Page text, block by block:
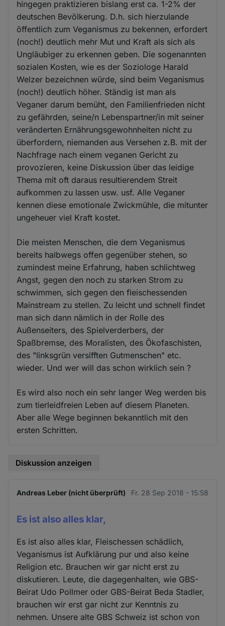
hingegen praktizieren bislang erst ca. 1-2% der
deutschen Bevölkerung. D.h. sich hierzulande
öffentlich zum Veganismus zu bekennen, erfordert
(noch!) deutlich mehr Mut und Kraft als sich als
Ungläubiger zu erkennen geben. Die sogenannten
sozialen Kosten, wie es der Soziologe Harald
Welzer bezeichnen würde, sind beim Veganismus
(noch!) deutlich höher. Ständig ist man als
Veganer darum bemüht, den Familienfrieden nicht
zu gefährden, seine/n Lebenspartner/in mit seiner
veränderten Ernährungsgewohnheiten nicht zu
überfordern, niemanden aus Versehen z.B. mit der
Nachfrage nach einem veganen Gericht zu
provozieren, keine Diskussion über das leidige
Thema mit oft daraus resultierendem Streit
aufkommen zu lassen usw. usf. Alle Veganer
kennen diese emotionale Zwickmühle, die mitunter
ungeheuer viel Kraft kostet.
Die meisten Menschen, die dem Veganismus
bereits halbwegs offen gegenüber stehen, so
zumindest meine Erfahrung, haben schlichtweg
Angst, gegen den noch zu starken Strom zu
schwimmen, sich gegen den fleischessenden
Mainstream zu stellen. Zu leicht und schnell findet
man sich dann nämlich in der Rolle des
Außenseiters, des Spielverderbers, der
Spaßbremse, des Moralisten, des Ökofaschisten,
des "linksgrün versifften Gutmenschen" etc.
wieder. Und wer will das schon wirklich sein ?
Es wird also noch ein sehr langer Weg werden bis
zum tierleidfreien Leben auf diesem Planeten.
Aber alle Wege beginnen bekanntlich mit den
ersten Schritten.
Diskussion anzeigen
Andreas Leber (nicht überprüft) Fr. 28 Sep 2018 - 15:58
Es ist also alles klar,
Es ist also alles klar, Fleischessen schädlich,
Veganismus ist Aufklärung pur und also keine
Religion etc. Brauchen wir gar nicht erst zu
diskutieren. Leute, die dagegenhalten, wie GBS-
Beirat Udo Pollmer oder GBS-Beirat Beda Stadler,
brauchen wir erst gar nicht zur Kenntnis zu
nehmen. Unsere alte GBS Schweiz ist schon von